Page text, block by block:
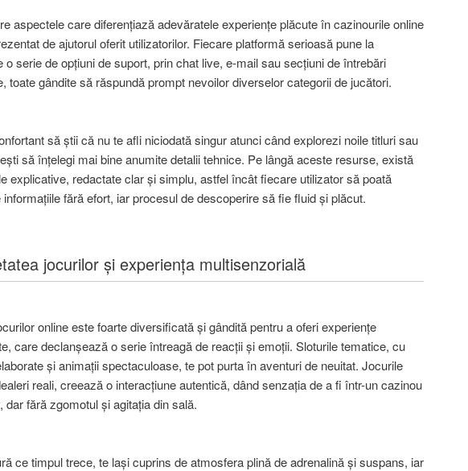
aspectele care diferențiază adevăratele experiențe plăcute în cazinourile online
de ajutorul oferit utilizatorilor. Fiecare platformă serioasă pune la
o serie de opțiuni de suport, prin chat live, e-mail sau secțiuni de întrebări
toate gândite să răspundă prompt nevoilor diverselor categorii de jucători.
să știi că nu te afli niciodată singur atunci când explorezi noile titluri sau
să înțelegi mai bine anumite detalii tehnice. Pe lângă aceste resurse, există
explicative, redactate clar și simplu, astfel încât fiecare utilizator să poată
informațiile fără efort, iar procesul de descoperire să fie fluid și plăcut.
jocurilor și experiența multisenzorială
online este foarte diversificată și gândită pentru a oferi experiențe
care declanșează o serie întreagă de reacții și emoții. Sloturile tematice, cu
și animații spectaculoase, te pot purta în aventuri de neuitat. Jocurile
reali, creează o interacțiune autentică, dând senzația de a fi într-un cazinou
dar fără zgomotul și agitația din sală.
ce timpul trece, te lași cuprins de atmosfera plină de adrenalină și suspans, iar